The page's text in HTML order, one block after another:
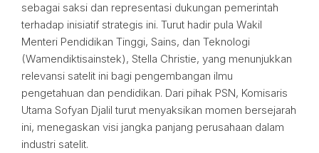
sebagai saksi dan representasi dukungan pemerintah
terhadap inisiatif strategis ini. Turut hadir pula Wakil
Menteri Pendidikan Tinggi, Sains, dan Teknologi
(Wamendiktisainstek), Stella Christie, yang menunjukkan
relevansi satelit ini bagi pengembangan ilmu
pengetahuan dan pendidikan. Dari pihak PSN, Komisaris
Utama Sofyan Djalil turut menyaksikan momen bersejarah
ini, menegaskan visi jangka panjang perusahaan dalam
industri satelit.